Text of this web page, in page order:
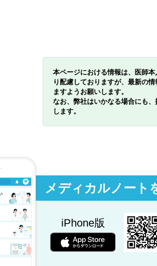
本ページにおける情報は、医師
り配慮しておりますが、最新の
ますようお願いします。
なお、弊社はいかなる場合にも
します。
メディカルノート
iPhone版